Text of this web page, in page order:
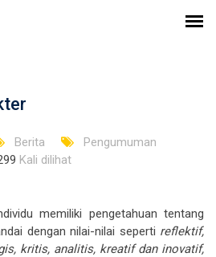
Berita
Pengumuman
Kali dilihat
memiliki pengetahuan tentang
dengan nilai-nilai seperti reflektif,
kritis, analitis, kreatif dan inovatif,